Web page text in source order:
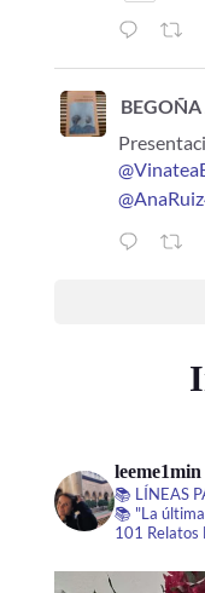
leeme1min
📚 LÍNEAS
📚 "La
101 Relatos